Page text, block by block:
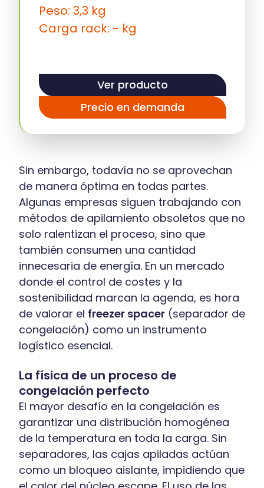
Peso: 3,3 kg
Carga rack: - kg
Ver producto
Precio en demanda
Sin embargo, todavía no se aprovechan
de manera óptima en todas partes.
Algunas empresas siguen trabajando con
métodos de apilamiento obsoletos que no
solo ralentizan el proceso, sino que
también consumen una cantidad
innecesaria de energía. En un mercado
donde el control de costes y la
sostenibilidad marcan la agenda, es hora
de valorar el freezer spacer (separador de
congelación) como un instrumento
logístico esencial.
La física de un proceso de
congelación perfecto
El mayor desafío en la congelación es
garantizar una distribución homogénea
de la temperatura en toda la carga. Sin
separadores, las cajas apiladas actúan
como un bloqueo aislante, impidiendo que